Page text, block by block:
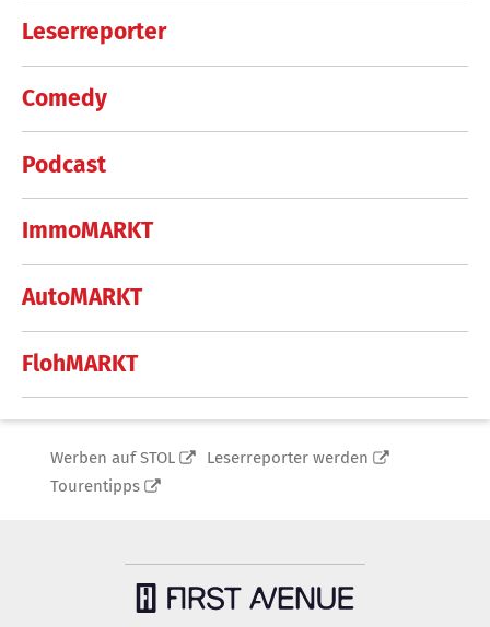
Leserreporter
Comedy
Podcast
ImmoMARKT
AutoMARKT
FlohMARKT
Werben auf STOL
Leserreporter werden
Tourentipps